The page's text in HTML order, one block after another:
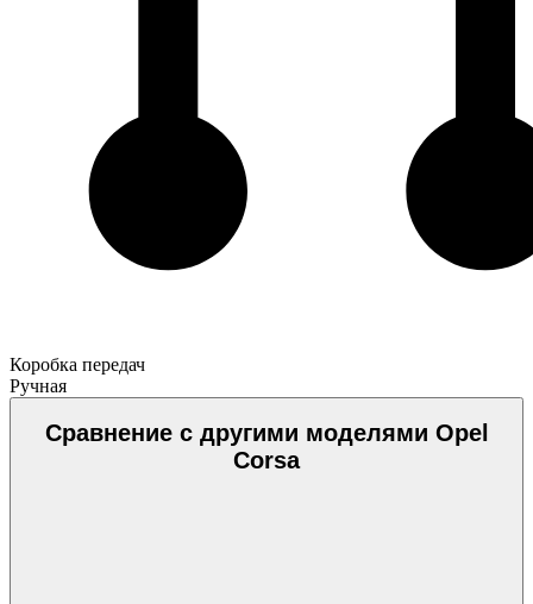
Коробка передач
Ручная
Сравнение с другими моделями Opel
Corsa